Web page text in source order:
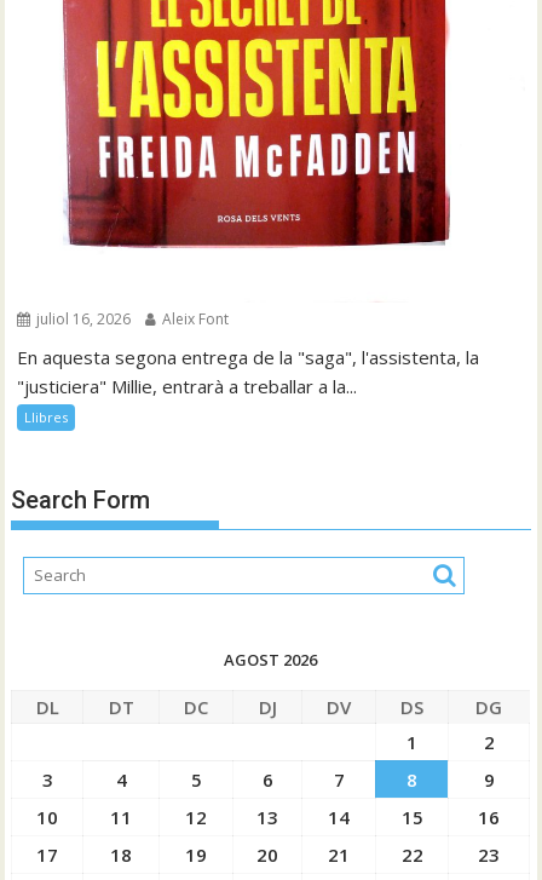
juliol 16, 2026 Aleix Font
En aquesta segona entrega de la "saga", l'assistenta, la
"justiciera" Millie, entrarà a treballar a la...
Llibres
Search Form
AGOST 2026
DL DT DC DJ DV DS
DG
1
2
3
4 5 6 7 8
9
10
11 12 13 14 15
16
17
18 19 20 21 22
23